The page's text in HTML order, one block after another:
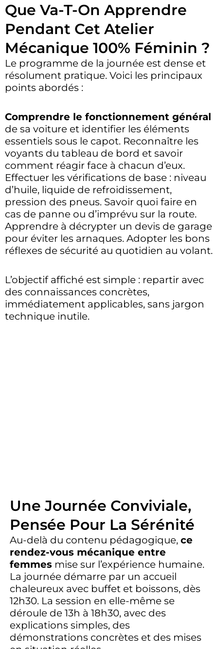
Que Va-T-On Apprendre
Pendant Cet Atelier
Mécanique 100% Féminin ?
Le programme de la journée est dense et
résolument pratique. Voici les principaux
points abordés :
Comprendre le fonctionnement général
de sa voiture et identifier les éléments
essentiels sous le capot. Reconnaître les
voyants du tableau de bord et savoir
comment réagir face à chacun d’eux.
Effectuer les vérifications de base : niveau
d’huile, liquide de refroidissement,
pression des pneus. Savoir quoi faire en
cas de panne ou d’imprévu sur la route.
Apprendre à décrypter un devis de garage
pour éviter les arnaques. Adopter les bons
réflexes de sécurité au quotidien au volant.
L’objectif affiché est simple : repartir avec
des connaissances concrètes,
immédiatement applicables, sans jargon
technique inutile.
Une Journée Conviviale,
Pensée Pour La Sérénité
Au-delà du contenu pédagogique, ce
rendez-vous mécanique entre
femmes mise sur l’expérience humaine.
La journée démarre par un accueil
chaleureux avec buffet et boissons, dès
12h30. La session en elle-même se
déroule de 13h à 18h30, avec des
explications simples, des
démonstrations concrètes et des mises